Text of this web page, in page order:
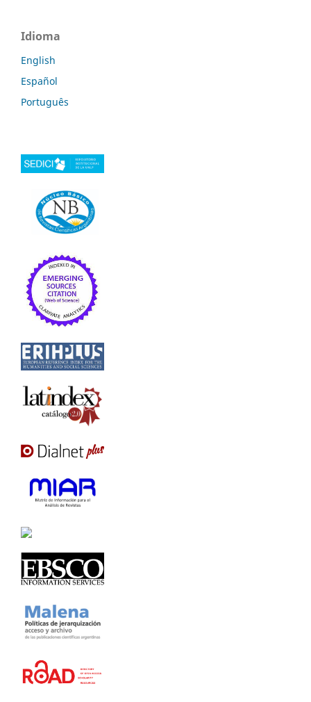
Idioma
English
Español
Português